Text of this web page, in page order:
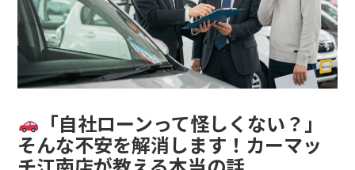
ご購入までの流れ 店舗情報
「自社ローンって怪しくない？」
そんな不安を解消します！カーマッ